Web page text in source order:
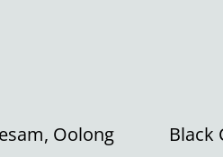
Oolong
Black